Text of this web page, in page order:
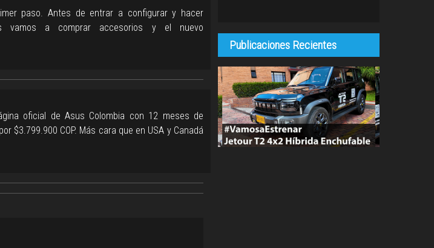
paso. Antes de entrar a configurar y hacer
vamos a comprar accesorios y el nuevo
oficial de Asus Colombia con 12 meses de
$3.799.900 COP. Más cara que en USA y Canadá
Publicaciones Recientes